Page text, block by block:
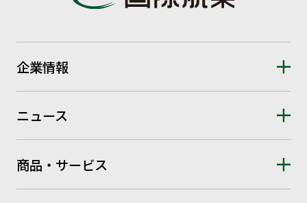
企業情報
ニュース
商品・サービス